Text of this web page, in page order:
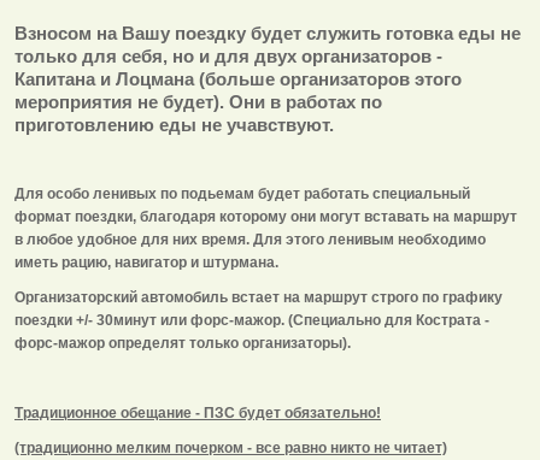
Взносом на Вашу поездку будет служить готовка еды не
только для себя, но и для двух организаторов -
Капитана и Лоцмана (больше организаторов этого
мероприятия не будет). Они в работах по
приготовлению еды не учавствуют.
Для особо ленивых по подьемам будет работать специальный
формат поездки, благодаря которому они могут вставать на маршрут
в любое удобное для них время. Для этого ленивым необходимо
иметь рацию, навигатор и штурмана.
Организаторский автомобиль встает на маршрут строго по графику
поездки +/- 30минут или форс-мажор. (Специально для Кострата -
форс-мажор определят только организаторы).
Традиционное обещание - ПЗС будет обязательно!
(традиционно мелким почерком - все равно никто не читает)